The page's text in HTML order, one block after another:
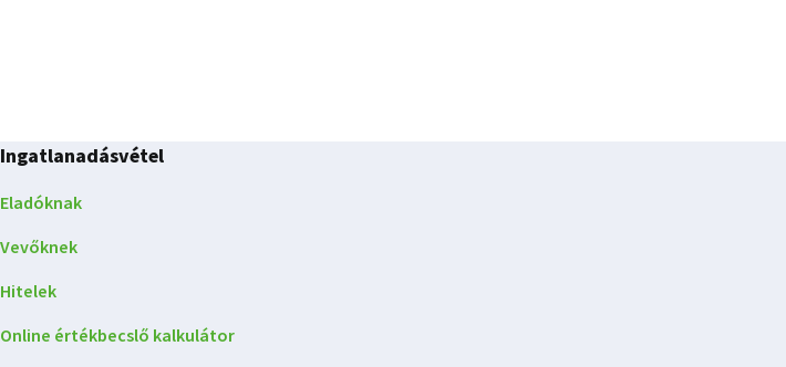
Ingatlanadásvétel
Eladóknak
Vevőknek
Hitelek
Online értékbecslő kalkulátor